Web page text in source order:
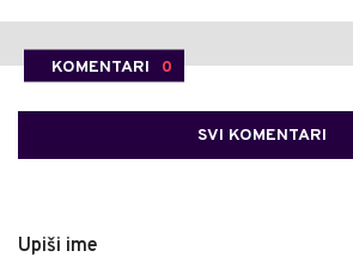
KOMENTARI 0
SVI KOMENTARI
Upiši ime